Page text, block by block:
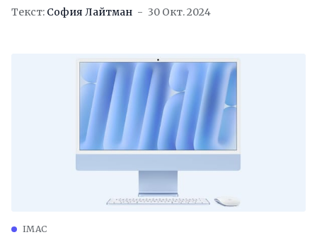
Текст: София Лайтман 30 Окт. 2024
IMAC